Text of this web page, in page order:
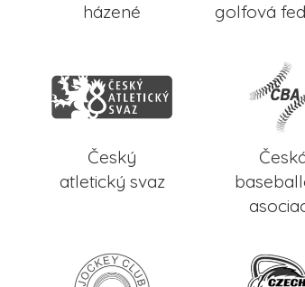
házené
golfová
Český
atletický svaz